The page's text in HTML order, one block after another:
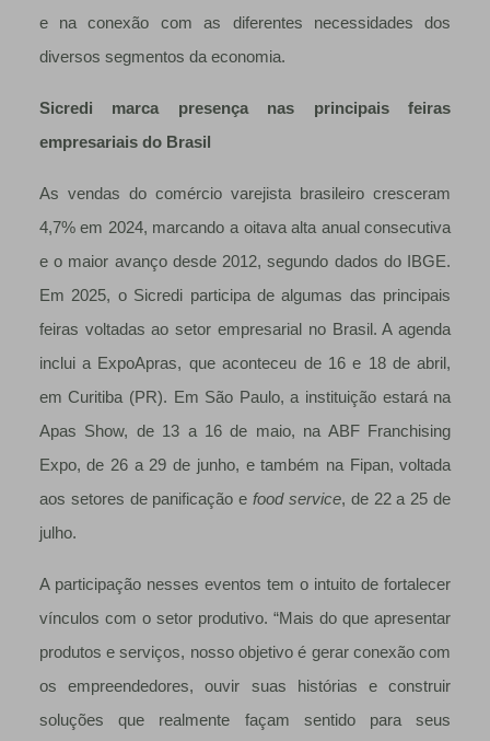
e na conexão com as diferentes necessidades dos
diversos segmentos da economia.
Sicredi marca presença nas principais feiras
empresariais do Brasil
As vendas do comércio varejista brasileiro cresceram
4,7% em 2024, marcando a oitava alta anual consecutiva
e o maior avanço desde 2012, segundo dados do IBGE.
Em 2025, o Sicredi participa de algumas das principais
feiras voltadas ao setor empresarial no Brasil. A agenda
inclui a ExpoApras, que aconteceu de 16 e 18 de abril,
em Curitiba (PR). Em São Paulo, a instituição estará na
Apas Show, de 13 a 16 de maio, na ABF Franchising
Expo, de 26 a 29 de junho, e também na Fipan, voltada
aos setores de panificação efood service, de 22 a 25 de
julho.
A participação nesses eventos tem o intuito de fortalecer
vínculos com o setor produtivo. “Mais do que apresentar
produtos e serviços, nosso objetivo é gerar conexão com
os empreendedores, ouvir suas histórias e construir
soluções que realmente façam sentido para seus